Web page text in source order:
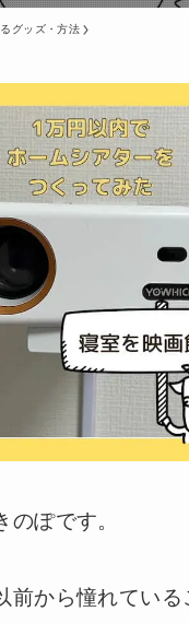
グッズ・方法
のぽです。
前から憧れている